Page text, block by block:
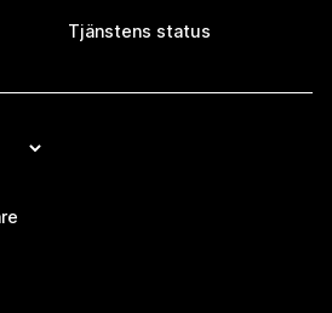
Tjänstens status